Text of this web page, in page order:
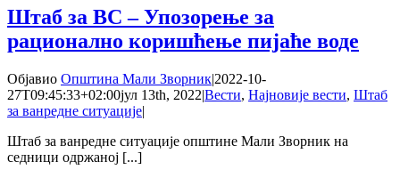
обезбеди
неопходне
цистерне
воду
Штаб за ВС – Упозорење за
рационално коришћење пијаће воде
Објавио Општина Мали Зворник|2022-10-
27T09:45:33+02:00јул 13th, 2022|Вести, Најновије вести, Штаб
за ванредне ситуације|
Штаб за ванредне ситуације општине Мали Зворник на
седници одржаној [...]